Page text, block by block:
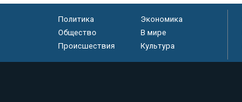
Политика
Экономика
Общество
В мире
Происшествия
Культура